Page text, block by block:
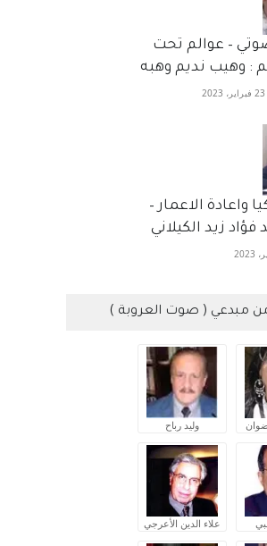
– عوالم تحت
: وهيب نديم وهبه
23 فبراير، 2023
واعادة الاعمار –
زيد الكيلاني
مبدعي ( صوت العروبة )
وليد رباح
علاء الدين الأعرجي